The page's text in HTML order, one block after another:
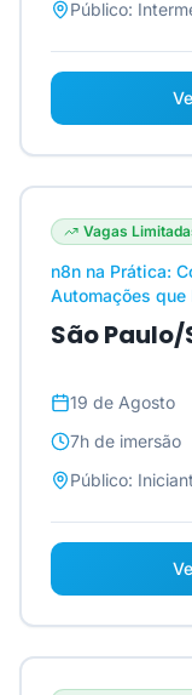
Público:
Vagas
n8n na Prática:
Automações que
São Paulo/
19 de Agosto
7h de imersão
Público: